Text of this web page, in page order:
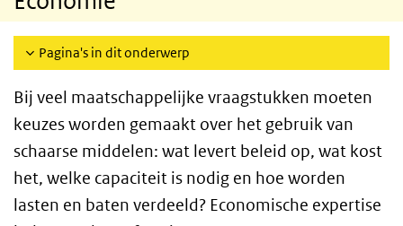
Pagina's in dit onderwerp
Bij veel maatschappelijke vraagstukken moeten
keuzes worden gemaakt over het gebruik van
schaarse middelen: wat levert beleid op, wat kost
het, welke capaciteit is nodig en hoe worden
lasten en baten verdeeld? Economische expertise